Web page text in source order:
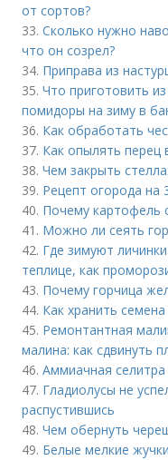
от сортов?
33. Сколько нужно
что он созрел?
34. Приправа из
35. Что приготовить
помидоры на зиму в
36. Как обработать
37. Как опылять перец
38. Чем закрыть
39. Рецепт огорода на
40. Почему картофель
41. Можно ли сеять
42. Где зимуют
теплице, как
43. Почему горчица
44. Как хранить
45. Ремонтантная
малина: как сдвинуть
46. Аммиачная
47. Гладиолусы не
распустившись
48. Чем обернуть
49. Белые мелкие